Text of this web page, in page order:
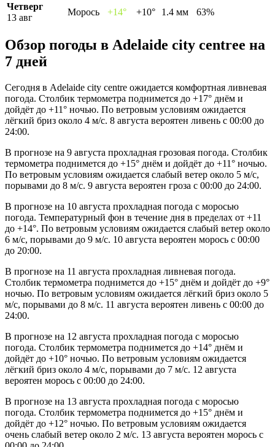
Четверг
13 авг
Морось +14° +10° 1.4 мм 63%
Обзор погоды в Adelaide city centreе на
7 дней
Сегодня в Adelaide city centre ожидается комфортная ливневая
погода. Столбик термометра поднимется до +17° днём и
дойдёт до +11° ночью. По ветровым условиям ожидается
лёгкий бриз около 4 м/с. 8 августа вероятен ливень с 00:00 до
24:00.
В прогнозе на 9 августа прохладная грозовая погода. Столбик
термометра поднимется до +15° днём и дойдёт до +11° ночью.
По ветровым условиям ожидается слабый ветер около 5 м/с,
порывами до 8 м/с. 9 августа вероятен гроза с 00:00 до 24:00.
В прогнозе на 10 августа прохладная погода с моросью
погода. Температурный фон в течение дня в пределах от +11
до +14°. По ветровым условиям ожидается слабый ветер около
6 м/с, порывами до 9 м/с. 10 августа вероятен морось с 00:00
до 20:00.
В прогнозе на 11 августа прохладная ливневая погода.
Столбик термометра поднимется до +15° днём и дойдёт до +9°
ночью. По ветровым условиям ожидается лёгкий бриз около 5
м/с, порывами до 8 м/с. 11 августа вероятен ливень с 00:00 до
24:00.
В прогнозе на 12 августа прохладная погода с моросью
погода. Столбик термометра поднимется до +14° днём и
дойдёт до +10° ночью. По ветровым условиям ожидается
лёгкий бриз около 4 м/с, порывами до 7 м/с. 12 августа
вероятен морось с 00:00 до 24:00.
В прогнозе на 13 августа прохладная погода с моросью
погода. Столбик термометра поднимется до +15° днём и
дойдёт до +12° ночью. По ветровым условиям ожидается
очень слабый ветер около 2 м/с. 13 августа вероятен морось с